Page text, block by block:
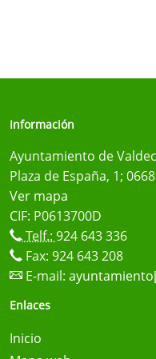
Información
Ayuntamiento de
Plaza de España, 1;
Ver mapa
CIF: P0613700D
Telf.: 924 643 336
Fax: 924 643 208
E-mail:
Enlaces
Inicio